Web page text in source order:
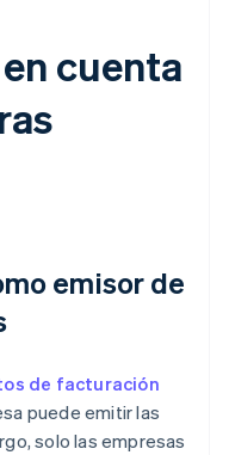
cuenta
emisor de
de facturación
puede emitir las
solo las empresas